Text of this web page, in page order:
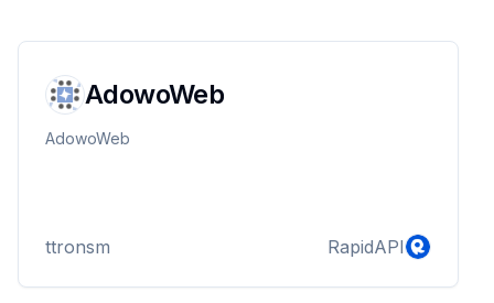
AdowoWeb
AdowoWeb
ttronsm RapidAPI